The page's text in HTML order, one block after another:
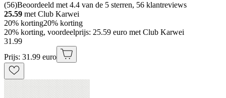
(56)Beoordeeld met 4.4 van de 5 sterren, 56 klantreviews
25.59 met Club Karwei
20% korting20% korting
20% korting, voordeelprijs: 25.59 euro met Club Karwei
31.99
Prijs: 31.99 euro